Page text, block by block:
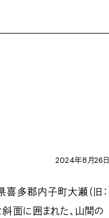
2024年8月26日
喜多郡内子町大瀬（旧：
面に囲まれた、山間の